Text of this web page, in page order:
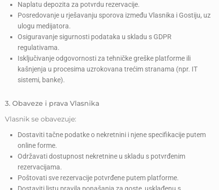
Naplatu depozita za potvrdu rezervacije.
Posredovanje u rješavanju sporova između Vlasnika i Gostiju, uz
ulogu medijatora.
Osiguravanje sigurnosti podataka u skladu s GDPR
regulativama.
Isključivanje odgovornosti za tehničke greške platforme ili
kašnjenja u procesima uzrokovana trećim stranama (npr. IT
sistemi, banke).
3. Obaveze i prava Vlasnika
Vlasnik se obavezuje:
Dostaviti tačne podatke o nekretnini i njene specifikacije putem
online forme.
Održavati dostupnost nekretnine u skladu s potvrđenim
rezervacijama.
Poštovati sve rezervacije potvrđene putem platforme.